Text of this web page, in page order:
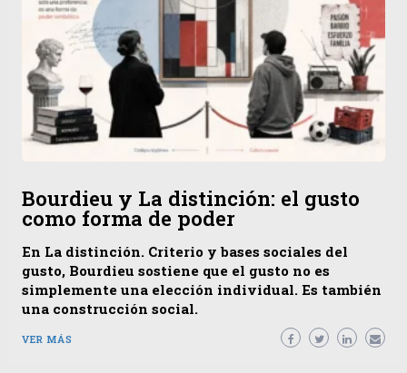
Bourdieu y La distinción: el gusto
como forma de poder
En La distinción. Criterio y bases sociales del
gusto, Bourdieu sostiene que el gusto no es
simplemente una elección individual. Es también
una construcción social.
VER MÁS